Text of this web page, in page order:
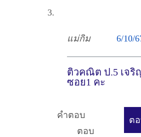
แม่กิม 6/10/
ติวคณิต ป.5 เจริ
ซอย1 คะ
ต
คำตอบ
ตอบ